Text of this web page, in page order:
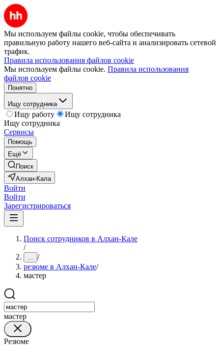
Мы используем файлы cookie, чтобы обеспечивать
правильную работу нашего веб-сайта и анализировать сетевой
трафик.
Правила использования файлов cookie
Мы используем файлы cookie. Правила использования
файлов cookie
Понятно
Ищу сотрудника
Ищу работу
Ищу сотрудника
Ищу сотрудника
Сервисы
Помощь
Ещё
Поиск
Алхан-Кала
Войти
Войти
Зарегистрироваться
Поиск сотрудников в Алхан-Кале
/
... /
резюме в Алхан-Кале/
мастер
мастер
Резюме